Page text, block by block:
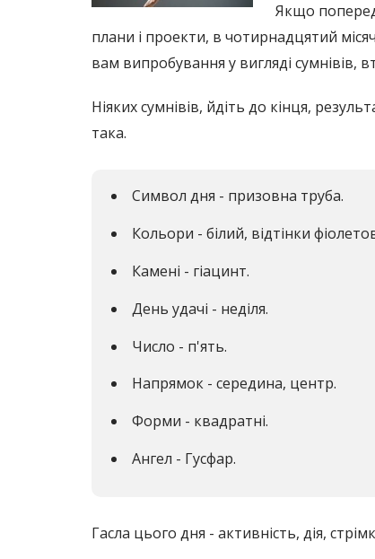
Якщо
плани і проекти, в чотирнадцятий
вам випробування у вигляді сумнівів,
Ніяких сумнівів, йдіть до кінця,
така.
Символ дня - призовна труба.
Кольори - білий, відтінки
Камені - гіацинт.
День удачі - неділя.
Число - п'ять.
Напрямок - середина, центр.
Форми - квадратні.
Ангел - Гусфар.
Гасла цього дня - активність, дія,